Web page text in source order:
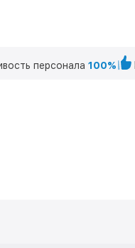
персонала 100%